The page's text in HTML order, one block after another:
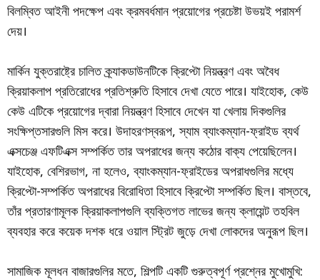
বিলম্বিত আইনী পদক্ষেপ এবং ক্রমবর্ধমান প্রয়োগের প্রচেষ্টা উভয়ই পরামর্শ
দেয়।
মার্কিন যুক্তরাষ্ট্রে চালিত ক্র্যাকডাউনটিকে ক্রিপ্টো নিয়ন্ত্রণ এবং অবৈধ
ক্রিয়াকলাপ প্রতিরোধের প্রতিশ্রুতি হিসাবে দেখা যেতে পারে। যাইহোক, কেউ
কেউ এটিকে প্রয়োগের দ্বারা নিয়ন্ত্রণ হিসাবে দেখেন যা খেলায় দিকগুলির
সংক্ষিপ্তসারগুলি মিস করে। উদাহরণস্বরূপ, স্যাম ব্যাংকম্যান-ফ্রাইড ব্যর্থ
এক্সচেঞ্জ এফটিএক্স সম্পর্কিত তার অপরাধের জন্য কঠোর বাক্য পেয়েছিলেন।
যাইহোক, বেশিরভাগ, না হলেও, ব্যাংকম্যান-ফ্রাইডের অপরাধগুলির মধ্যে
ক্রিপ্টো-সম্পর্কিত অপরাধের বিরোধিতা হিসাবে ক্রিপ্টো সম্পর্কিত ছিল। বাস্তবে,
তাঁর প্রতারণামূলক ক্রিয়াকলাপগুলি ব্যক্তিগত লাভের জন্য ক্লায়েন্ট তহবিল
ব্যবহার করে কয়েক দশক ধরে ওয়াল স্ট্রিট জুড়ে দেখা লোকদের অনুরূপ ছিল।
সামাজিক মূলধন বাজারগুলির মতে, শিল্পটি একটি গুরুত্বপূর্ণ প্রশ্নের মুখোমুখি: